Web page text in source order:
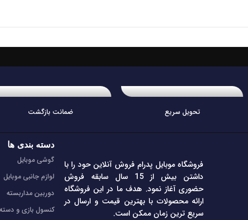
تحویل سریع ضمانت بازگشت
فروشگاه موبایل پدرام فروش آنلاین حود را با
داشتن بیش از 15 سال سابقه فروش
حضوری آغاز نمود. هدف ما در این فروشگاه
ارائه محصولات با بهترین قیمت و ارسال در
سریع ترین زمان ممکن است.
دسته بندی ها
گوشی موبایل
لوازم جانبی موبایل
دوربین مداربسته
کنسول بازی و دسته